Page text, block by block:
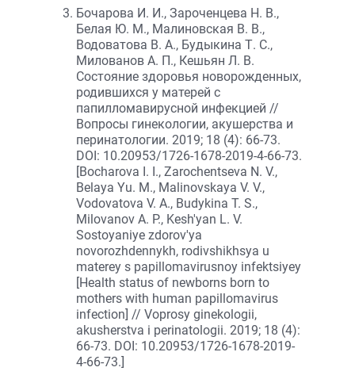
Бочарова И. И., Зароченцева Н. В.,
Белая Ю. М., Малиновская В. В.,
Водоватова В. А., Будыкина Т. С.,
Милованов А. П., Кешьян Л. В.
Состояние здоровья новорожденных,
родившихся у матерей с
папилломавирусной инфекцией //
Вопросы гинекологии, акушерства и
перинатологии. 2019; 18 (4): 66-73.
DOI: 10.20953/1726-1678-2019-4-66-73.
[Bocharova I. I., Zarochentseva N. V.,
Belaya Yu. M., Malinovskaya V. V.,
Vodovatova V. A., Budykina T. S.,
Milovanov A. P., Kesh'yan L. V.
Sostoyaniye zdorov'ya
novorozhdennykh, rodivshikhsya u
materey s papillomavirusnoy infektsiyey
[Health status of newborns born to
mothers with human papillomavirus
infection] // Voprosy ginekologii,
akusherstva i perinatologii. 2019; 18 (4):
66-73. DOI: 10.20953/1726-1678-2019-
4-66-73.]